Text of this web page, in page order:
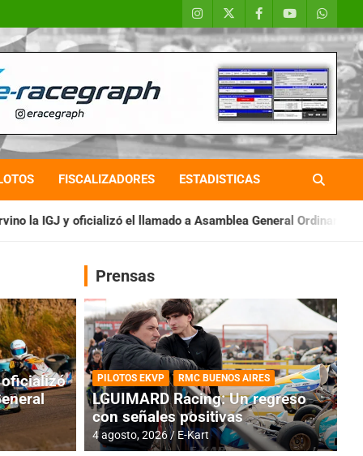
FISCALIZADORES ESTADISTICAS
a Asamblea General Ordinaria IAME SERIES
oficializó
Prensas
PILOTOS EKVP RMC BUENOS AIRES
LGUIMARD Racing: Un regreso
con señales positivas
4 agosto, 2026 E-Kart